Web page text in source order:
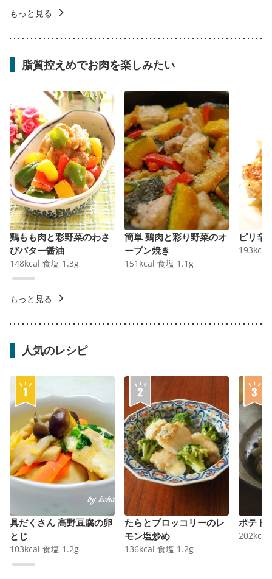
もっと見る
脂質控えめでお肉を楽しみたい
鶏もも肉と彩野菜のわさ
びバター醤油
148kcal 食塩 1.3g
簡単 鶏肉と彩り野菜のオ
ーブン焼き
151 kcal 食塩 1.1 g
ピリ辛
193kcal
もっと見る
人気のレシピ
具だくさん 高野豆腐の卵
とじ
103kcal 食塩 1.2g
たらとブロッコリーのレ
モン塩炒め
136kcal 食塩 1.2g
ポテト
202kcal